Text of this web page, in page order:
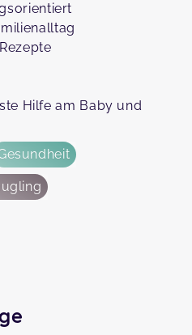
Hilfe am Baby und